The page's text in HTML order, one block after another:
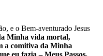
e o Bem-aventurado Jesus
Minha vida mortal,
a comitiva da Minha
eu fazia – Meus Passos,